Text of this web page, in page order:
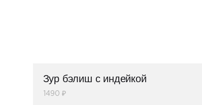
Зур бэлиш c индейкой
1490 ₽